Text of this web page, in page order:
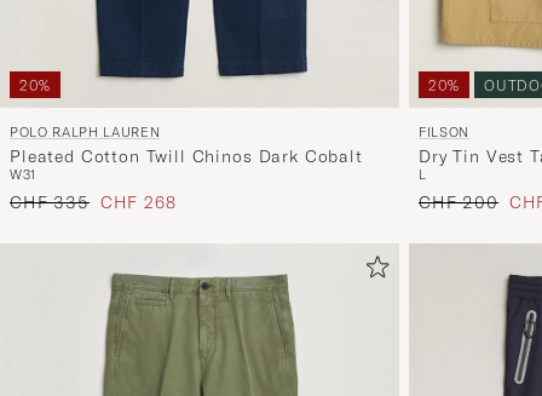
20%
POLO RALPH LAUREN
Pleated Cotton Twill Chinos Dark Cobalt
W31
Regulärer Preis
CHF 335 Reduzierter Preis
CHF 268
20%
FILSON
Dry Tin Vest
L
Regulärer
CHF 200